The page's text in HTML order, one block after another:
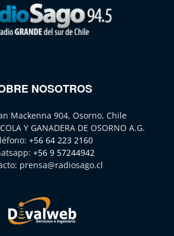
NOSOTROS
Mackenna 904, Osorno, Chile
Y GANADERA DE OSORNO A.G.
+56 64 223 2160
+56 9 57244942
prensa@radiosago.cl